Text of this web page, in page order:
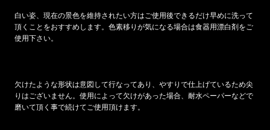
白い姿、現在の景色を維持されたい方はご使用後できるだけ早めに洗って
頂くことをおすすめします。色素移りが気になる場合は食器用漂白剤をご
使用下さい。
欠けたような形状は意図して行なってあり、やすりで仕上げているため尖
りはございません。使用によって欠けがあった場合、耐水ペーパーなどで
磨いて頂く事で続けてご使用頂けます。